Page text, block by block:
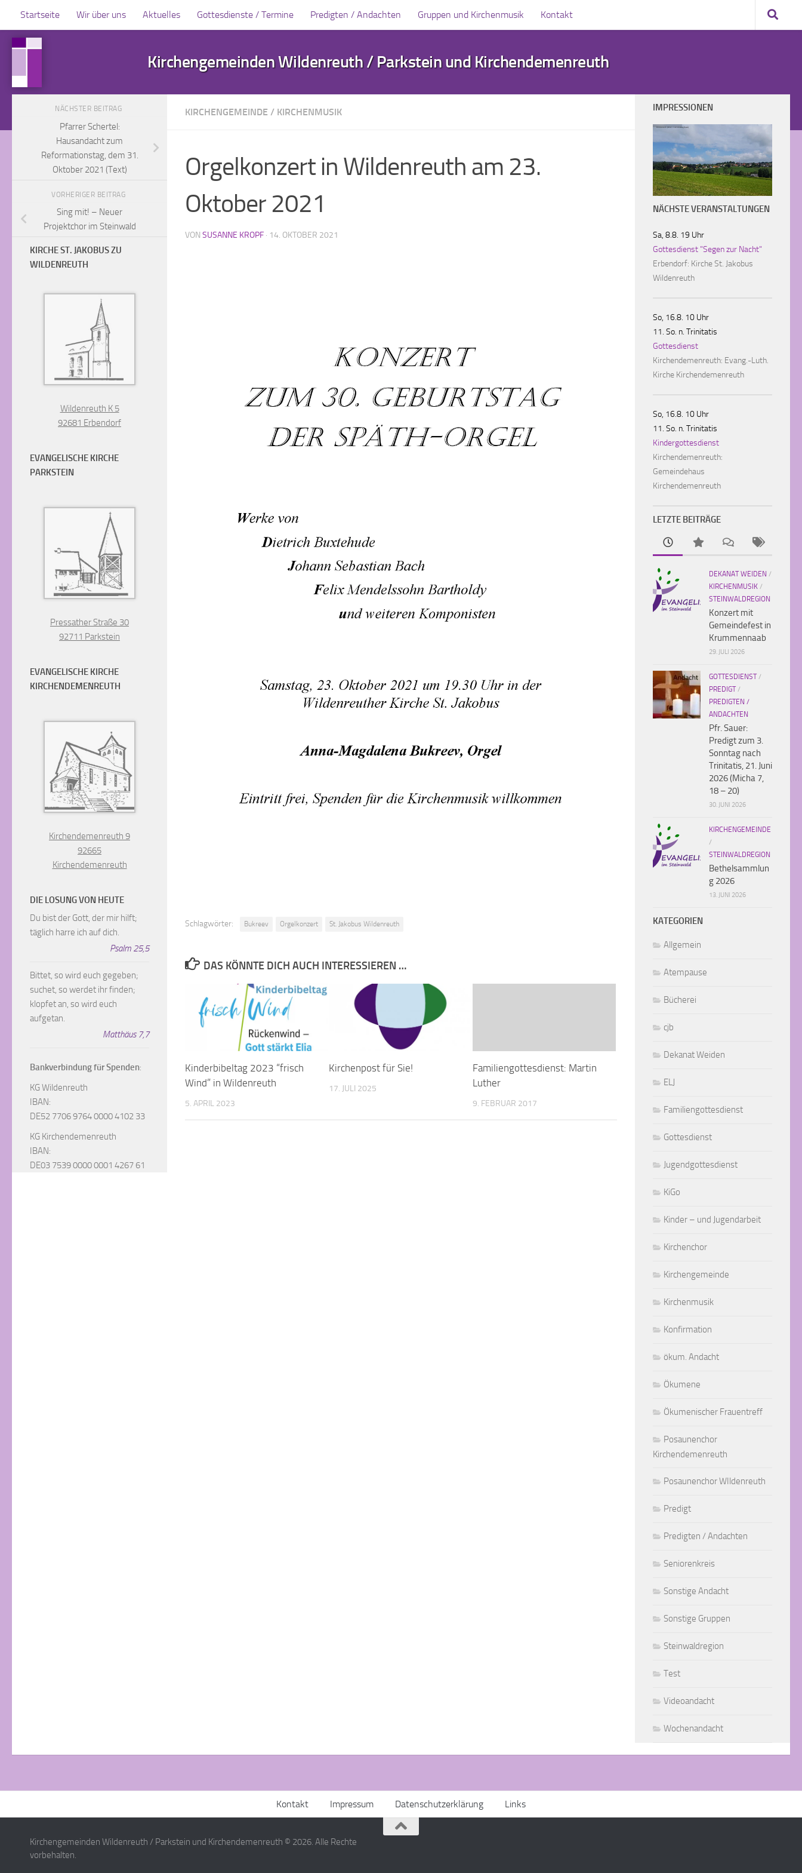
Zum Inhalt springen
Startseite Wir über uns Aktuelles Gottesdienste / Termine Predigten / Andachten Gruppen und Kirchenmusik Kontakt
Kirchengemeinden Wildenreuth / Parkstein und Kirchendemenreuth
KIRCHENGEMEINDE / KIRCHENMUSIK
Orgelkonzert in Wildenreuth am 23.
Oktober 2021
VON SUSANNE KROPF · 14. OKTOBER 2021
Schlagwörter: Bukreev Orgelkonzert St. Jakobus Wildenreuth
DAS KÖNNTE DICH AUCH INTERESSIEREN …
Kinderbibeltag 2023 “frisch
Wind” in Wildenreuth
5. APRIL 2023
Kirchenpost für Sie!
17. JULI 2025
Familiengottesdienst: Martin
Luther
9. FEBRUAR 2017
NÄCHSTER BEITRAG
Pfarrer Schertel:
Hausandacht zum
Reformationstag, dem 31.
Oktober 2021 (Text)
VORHERIGER BEITRAG
Sing mit! – Neuer
Projektchor im Steinwald
KIRCHE ST. JAKOBUS ZU
WILDENREUTH
Wildenreuth K 5
92681 Erbendorf
EVANGELISCHE KIRCHE
PARKSTEIN
Pressather Straße 30
92711 Parkstein
EVANGELISCHE KIRCHE
KIRCHENDEMENREUTH
Kirchendemenreuth 9
92665
Kirchendemenreuth
DIE LOSUNG VON HEUTE
Du bist der Gott, der mir hilft;
täglich harre ich auf dich.
Psalm 25,5
Bittet, so wird euch gegeben;
suchet, so werdet ihr finden;
klopfet an, so wird euch
aufgetan.
Matthäus 7,7
Bankverbindung für Spenden:
KG Wildenreuth
IBAN:
DE52 7706 9764 0000 4102 33
KG Kirchendemenreuth
IBAN:
DE03 7539 0000 0001 4267 61
IMPRESSIONEN
Wildenreuth (Blick vom Schmierglhaisl)
NÄCHSTE VERANSTALTUNGEN
Sa, 8.8. 19 Uhr
Gottesdienst "Segen zur Nacht"
Erbendorf: Kirche St. Jakobus
Wildenreuth
So, 16.8. 10 Uhr
11. So. n. Trinitatis
Gottesdienst
Kirchendemenreuth: Evang.-Luth.
Kirche Kirchendemenreuth
So, 16.8. 10 Uhr
11. So. n. Trinitatis
Kindergottesdienst
Kirchendemenreuth:
Gemeindehaus
Kirchendemenreuth
LETZTE BEITRÄGE
DEKANAT WEIDEN /
KIRCHENMUSIK /
STEINWALDREGION
Konzert mit
Gemeindefest in
Krummennaab
29. JULI 2026
GOTTESDIENST/
PREDIGT/
PREDIGTEN /
ANDACHTEN
Pfr. Sauer:
Predigt zum 3.
Sonntag nach
Trinitatis, 21. Juni
2026 (Micha 7,
18 – 20)
30. JUNI 2026
KIRCHENGEMEINDE
/
STEINWALDREGION
Bethelsammlun
g 2026
13. JUNI 2026
KATEGORIEN
Allgemein
Atempause
Bücherei
cjb
Dekanat Weiden
ELJ
Familiengottesdienst
Gottesdienst
Jugendgottesdienst
KiGo
Kinder – und Jugendarbeit
Kirchenchor
Kirchengemeinde
Kirchenmusik
Konfirmation
ökum. Andacht
Ökumene
Ökumenischer Frauentreff
Posaunenchor
Kirchendemenreuth
Posaunenchor WIldenreuth
Predigt
Predigten / Andachten
Seniorenkreis
Sonstige Andacht
Sonstige Gruppen
Steinwaldregion
Test
Videoandacht
Wochenandacht
Kontakt Impressum Datenschutzerklärung Links
Kirchengemeinden Wildenreuth / Parkstein und Kirchendemenreuth © 2026. Alle Rechte
vorbehalten.